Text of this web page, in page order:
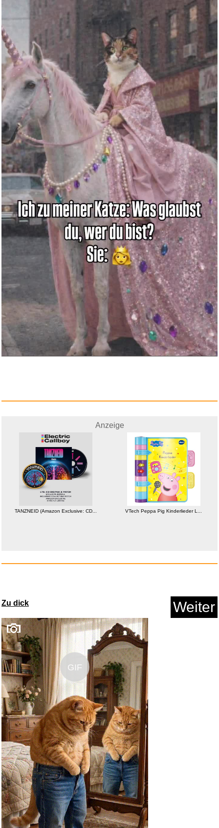
ABYSTYLE - Harry Potter -
Kapp...
Anzeige
KBREE WDF19-K 2 Pin Kühls...
Anzeige
Malen für Kinder FULL Ler...
Anzeige
Swing When You're Winning...
cardPresso XXS Professionelle ...
Anzeige
TANZNEID (Amazon Exclusive: CD... VTech Peppa Pig Kinderlieder L...
Zu dick Weiter
GIF